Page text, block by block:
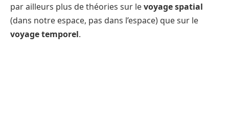
par ailleurs plus de théories sur levoyage spatial
(dans notre espace, pas dans l’espace) que sur le
voyage temporel.